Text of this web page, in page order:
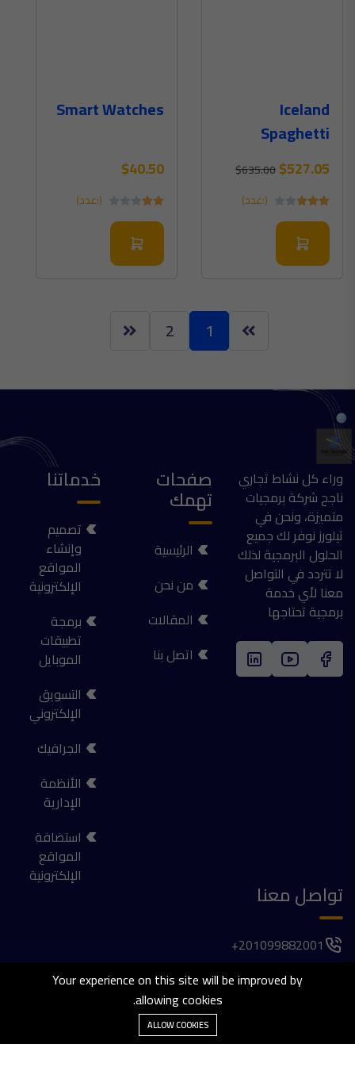
Iceland
Spaghetti
Bolognese
$527.05
$635.00
(:عدد)
Smart Watches
$40.50
(:عدد)
1
2
وراء كل نشاط تجاري
ناجح شركة برمجيات
متميزة، ونحن في
تيلورز نوفر لك جميع
الحلول البرمجية لذلك
لا تتردد في التواصل
معنا لأي خدمة
برمجية تحتاجها
صفحات
تهمك
الرئيسية
من نحن
المقالات
اتصل بنا
خدماتنا
تصميم
وإنشاء
المواقع
الإلكترونية
برمجة
تطبيقات
الموبايل
التسويق
الإلكتروني
الجرافيك
الأنظمة
الإدارية
استضافة
المواقع
الإلكترونية
تواصل معنا
201099882001+
فيلا 1037, الحي الأول , المجاورة الخامسة , 6 اكتوبر
agaber@thetailorsdev.com
Your experience on this site will be improved by
allowing cookies.
ALLOW COOKIES